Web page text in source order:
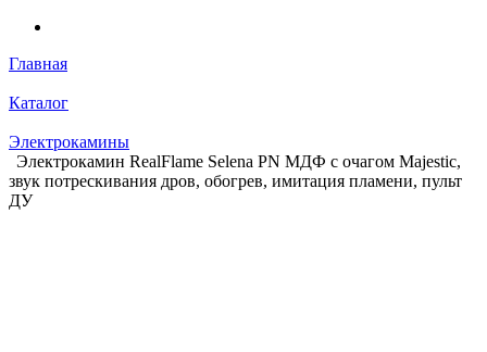
Главная
Каталог
Электрокамины
Электрокамин RealFlame Selena PN МДФ с очагом Majestic,
звук потрескивания дров, обогрев, имитация пламени, пульт
ДУ